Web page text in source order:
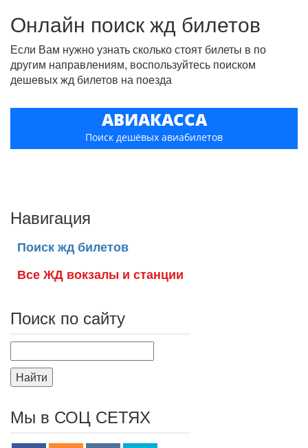
Онлайн поиск жд билетов
Если Вам нужно узнать сколько стоят билеты в по
другим направлениям, воспользуйтесь поиском
дешевых жд билетов на поезда
АВИАКАССА
Поиск дешёвых авиабилетов
Навигация
Поиск жд билетов
Все ЖД вокзалы и станции
Поиск по сайту
Найти
Мы в СОЦ СЕТЯХ